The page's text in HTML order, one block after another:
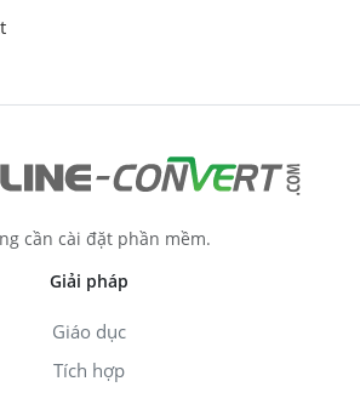
cần cài đặt phần mềm.
Giải pháp
Giáo dục
Tích hợp